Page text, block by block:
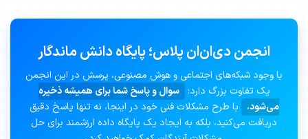
انجمن دی‌ان‌ان پلاس؛ پایگاه دانش ماندگار
با وجود شبکه‌های اجتماعی و هوش مصنوعی، پرسش در این انجمن
یک تفاوت بزرگ دارد: سوال و پاسخ شما برای همیشه ذخیره
می‌شود.
با طرح مشکلات فنی خود در اینجا، نه تنها پاسخ دقیق
دریافت می‌کنید، بلکه به ایجاد یک پایگاه داده ارزشمند برای حل